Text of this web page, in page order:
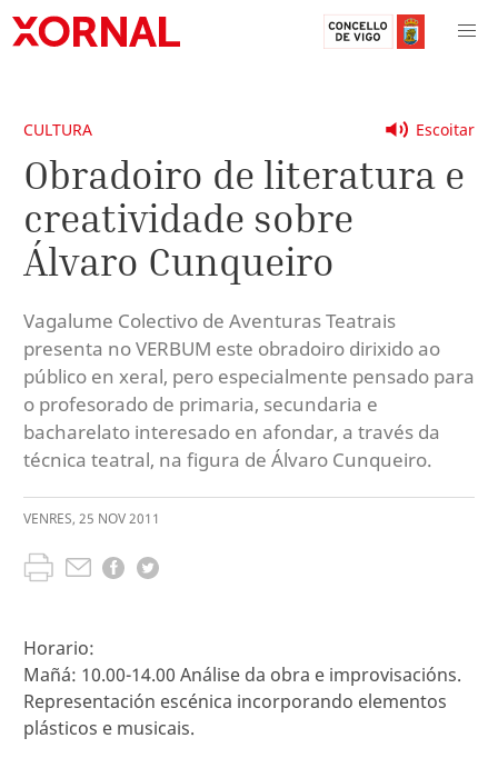
Escoitar
CULTURA
Obradoiro de literatura e
creatividade sobre
Álvaro Cunqueiro
Vagalume Colectivo de Aventuras Teatrais
presenta no VERBUM este obradoiro dirixido ao
público en xeral, pero especialmente pensado para
o profesorado de primaria, secundaria e
bacharelato interesado en afondar, a través da
técnica teatral, na figura de Álvaro Cunqueiro.
VENRES, 25 NOV2011
Horario:
Mañá: 10.00-14.00 Análise da obra e improvisacións.
Representación escénica incorporando elementos
plásticos e musicais.